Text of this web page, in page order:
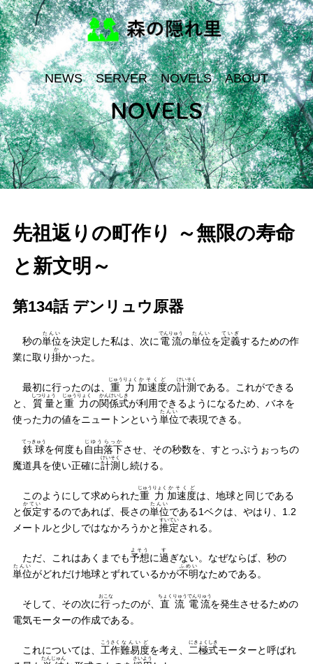
NEWS SERVER NOVELS ABOUT
NOVELS
先祖返りの町作り ～無限の寿命
と新文明～
第134話 デンリュウ原器
秒の単位
たんい
を決定した私は、次に 電流
でんりゅう
の単位
たんい
を定義
ていぎ
するための作
業に取り掛
か
かった。
最初に行ったのは、 重力
じゅうりょく
加速度
かそくど
の計測
けいそく
である。これができる
と、 質量
しつりょう
と 重力
じゅうりょく
の関係式
かんけいしき
が利用できるようになるため、バネを
使った力の値をニュートンという単位
たんい
で表現できる。
鉄球
てっきゅう
を何度も 自由
じゆう
落下
らっか
させ、その秒数を、すとっぷうぉっちの
魔道具を使い正確に計測
けいそく
し続ける。
このようにして求められた重力
じゅうりょく
加速度
かそくど
は、地球と同じである
と仮定
かてい
するのであれば、長さの単位
たんい
である1ベクは、やはり、1.2
メートルと少しではなかろうかと推定
すいてい
される。
ただ、これはあくまでも予想
よそう
に過
す
ぎない。なぜならば、秒の
単位
たんい
がどれだけ地球とずれているかが不明
ふめい
なためである。
そして、その次に行
おこな
ったのが、 直流
ちょくりゅう
電流
でんりゅう
を発生させるための
電気モーターの作成である。
これについては、 工作
こうさく
難易度
なんいど
を考え、 二極式
にきょくしき
モーターと呼ばれ
たんじゅん さいよう